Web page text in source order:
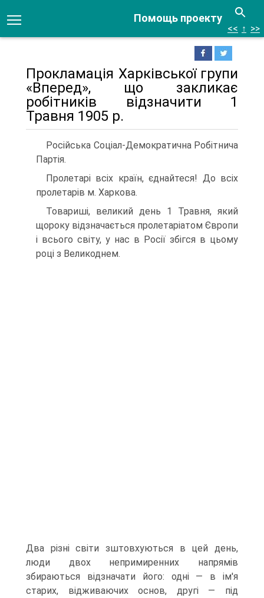
Помощь проекту
<< ↑ >>
Прокламація Харківської групи
«Вперед», що закликає
робітників відзначити 1
Травня 1905 р.
Російська Соціал-Демократична Робітнича
Партія.
Пролетарі всіх країн, єднайтеся! До всіх
пролетарів м. Харкова.
Товариші, великий день 1 Травня, який
щороку відзначається пролетаріатом Європи
і всього світу, у нас в Росії збігся в цьому
році з Великоднем.
Два різні світи зштовхуються в цей день,
люди двох непримиренних напрямів
збираються відзначати його: одні — в ім'я
старих, відживаючих основ, другі — під